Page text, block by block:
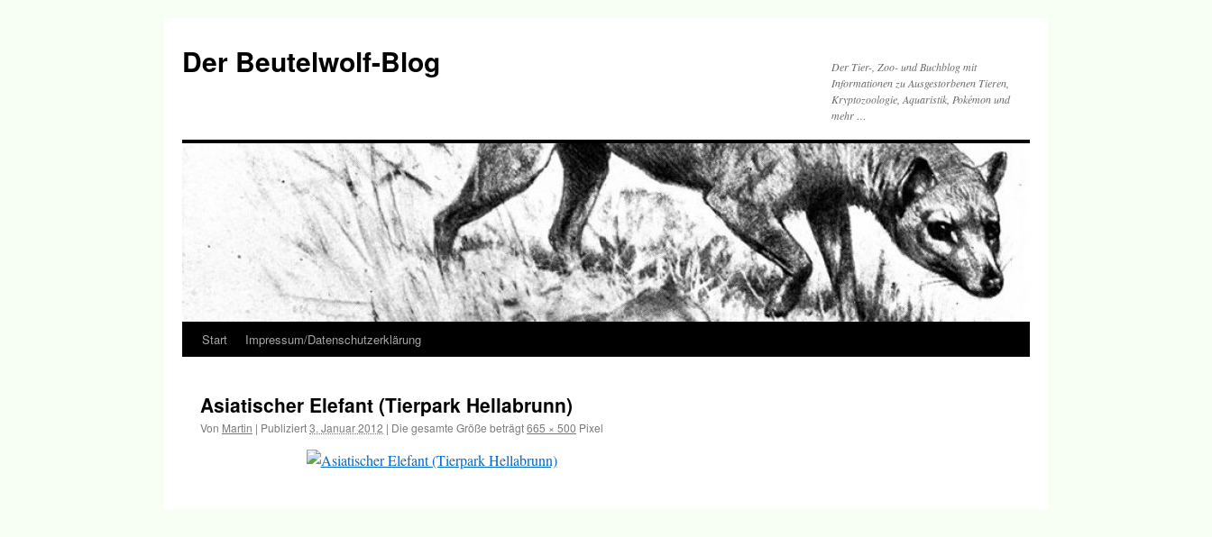
Der Beutelwolf-Blog
Der Tier-, Zoo- und Buchblog mit
Informationen zu Ausgestorbenen Tieren,
Kryptozoologie, Aquaristik, Pokémon und
mehr …
Springe
Inhalt
Start Impressum/Datenschutzerklärung
Asiatischer Elefant (Tierpark Hellabrunn)
Von Martin | Publiziert3. Januar 2012 | Die gesamte Größe beträgt665 × 500 Pixel